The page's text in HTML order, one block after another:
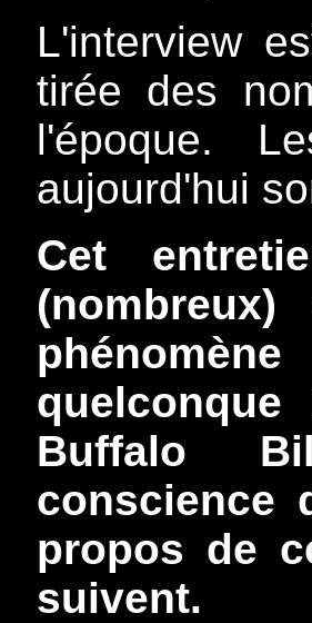
L'interview
tirée des
l'époque.
aujourd'hui
Cet
Buffalo
conscience
propos de
suivent.